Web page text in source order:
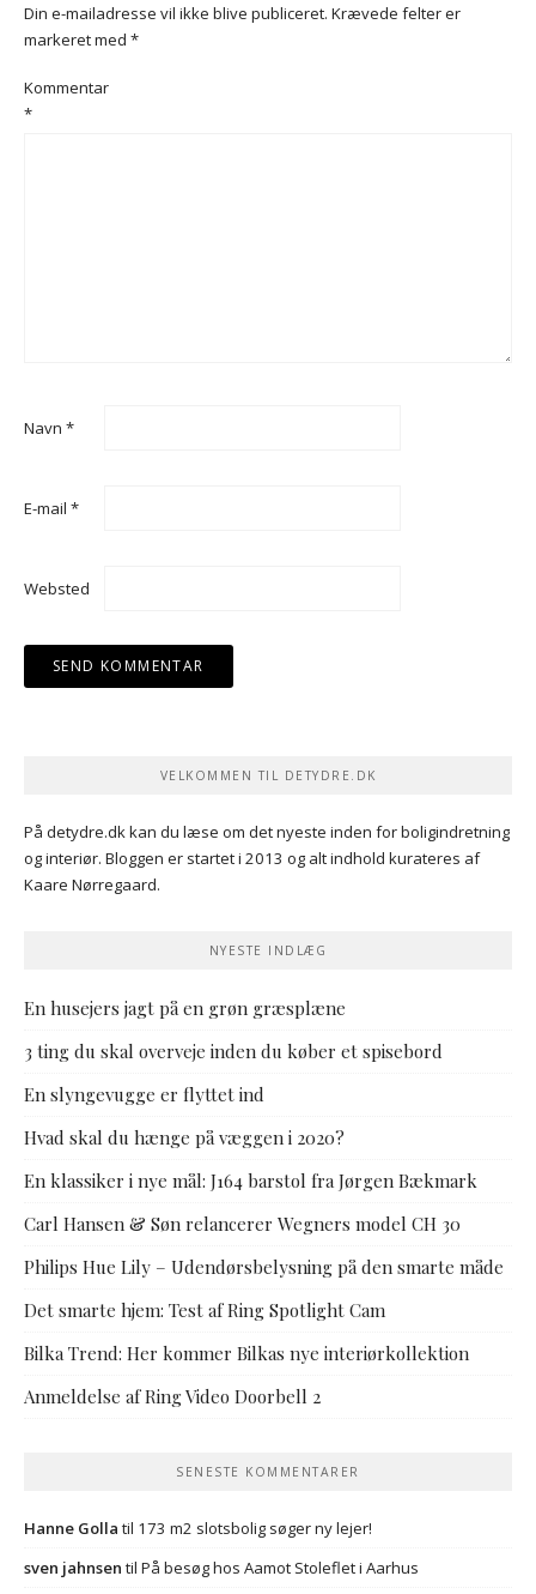
Din e-mailadresse vil ikke blive publiceret. Krævede felter er
markeret med *
Kommentar
*
Navn *
E-mail *
Websted
VELKOMMEN TIL DETYDRE.DK
På detydre.dk kan du læse om det nyeste inden for boligindretning
og interiør. Bloggen er startet i 2013 og alt indhold kurateres af
Kaare Nørregaard.
NYESTE INDLÆG
En husejers jagt på en grøn græsplæne
3 ting du skal overveje inden du køber et spisebord
En slyngevugge er flyttet ind
Hvad skal du hænge på væggen i 2020?
En klassiker i nye mål: J164 barstol fra Jørgen Bækmark
Carl Hansen & Søn relancerer Wegners model CH 30
Philips Hue Lily – Udendørsbelysning på den smarte måde
Det smarte hjem: Test af Ring Spotlight Cam
Bilka Trend: Her kommer Bilkas nye interiørkollektion
Anmeldelse af Ring Video Doorbell 2
SENESTE KOMMENTARER
Hanne Golla til 173 m2 slotsbolig søger ny lejer!
sven jahnsen til På besøg hos Aamot Stoleflet i Aarhus